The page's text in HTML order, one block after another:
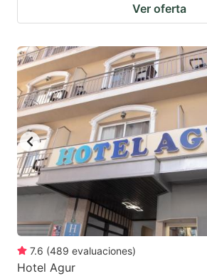
Ver oferta
7.6 (489 evaluaciones)
Hotel Agur